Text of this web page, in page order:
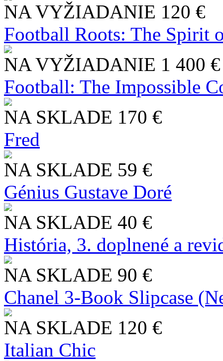
NA VYŽIADANIE 120 €
Football Roots: The Spirit
NA VYŽIADANIE 1 400 €
Football: The Impossible
NA SKLADE 170 €
Fred
NA SKLADE 59 €
Génius Gustave Doré
NA SKLADE 40 €
História, 3. doplnené a
NA SKLADE 90 €
Chanel 3-Book Slipcase
NA SKLADE 120 €
Italian Chic